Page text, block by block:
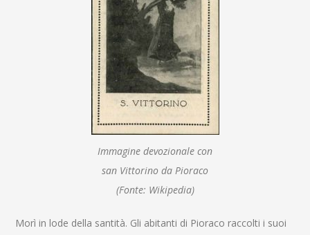
Immagine devozionale con
san Vittorino da Pioraco
(Fonte: Wikipedia)
Morì in lode della santità. Gli abitanti di Pioraco raccolti i suoi